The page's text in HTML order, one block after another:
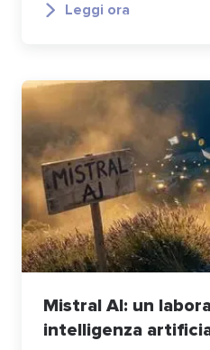
Leggi ora
Mistral AI: un
intelligenza